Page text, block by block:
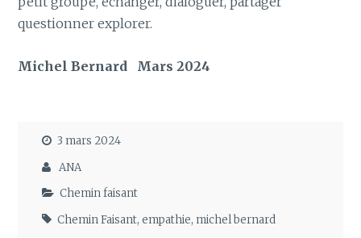
questionner explorer.
Michel Bernard Mars 2024
3 mars 2024
ANA
Chemin faisant
Chemin Faisant,empathie, michel bernard